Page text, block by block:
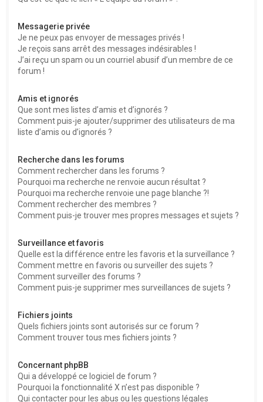
Messagerie privée
Je ne peux pas envoyer de messages privés !
Je reçois sans arrêt des messages indésirables !
J’ai reçu un spam ou un courriel abusif d’un membre de ce
forum !
Amis et ignorés
Que sont mes listes d’amis et d’ignorés ?
Comment puis-je ajouter/supprimer des utilisateurs de ma
liste d’amis ou d’ignorés ?
Recherche dans les forums
Comment rechercher dans les forums ?
Pourquoi ma recherche ne renvoie aucun résultat ?
Pourquoi ma recherche renvoie une page blanche ?!
Comment rechercher des membres ?
Comment puis-je trouver mes propres messages et sujets ?
Surveillance et favoris
Quelle est la différence entre les favoris et la surveillance ?
Comment mettre en favoris ou surveiller des sujets ?
Comment surveiller des forums ?
Comment puis-je supprimer mes surveillances de sujets ?
Fichiers joints
Quels fichiers joints sont autorisés sur ce forum ?
Comment trouver tous mes fichiers joints ?
Concernant phpBB
Qui a développé ce logiciel de forum ?
Pourquoi la fonctionnalité X n’est pas disponible ?
Qui contacter pour les abus ou les questions légales